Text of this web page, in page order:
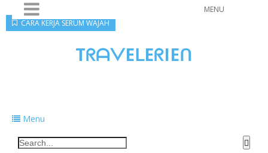
MENU
TᖇᗩᐯEᒪEᖇIEᑎ
Menu
CARA KERJA SERUM WAJAH